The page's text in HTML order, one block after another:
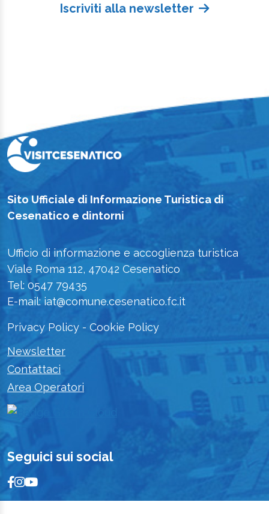
Iscriviti alla newsletter
Sito Ufficiale di Informazione Turistica di
Cesenatico e dintorni
Ufficio di informazione e accoglienza turistica
Viale Roma 112, 47042 Cesenatico
Tel: 0547 79435
E-mail: iat@comune.cesenatico.fc.it
Privacy Policy - Cookie Policy
Newsletter
Contattaci
Area Operatori
Seguici sui social